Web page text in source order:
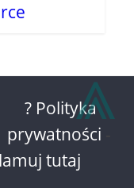
? Polityka
prywatności
tutaj
⩓